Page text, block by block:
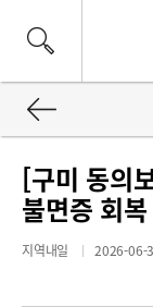
[구미 동의
불면증 회
지역내일 2026-06-